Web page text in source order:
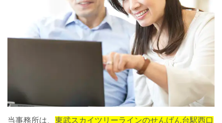
当事務所は、 東武スカイツリーラインのせんげん台駅西口